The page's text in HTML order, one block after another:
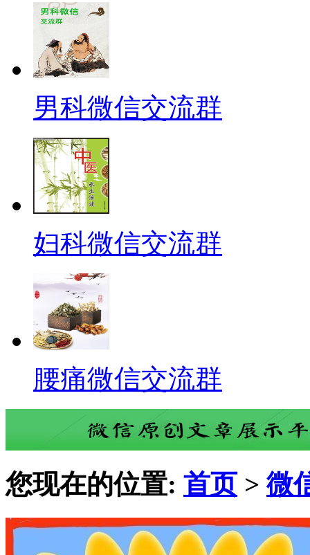
男科微信交流群
妇科微信交流群
腰痛微信交流群
您现在的位置: 首页 >微